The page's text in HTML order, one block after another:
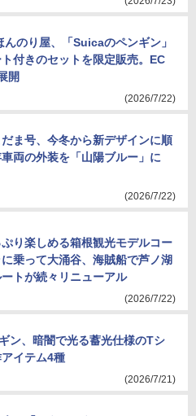
んのり屋、「Suicaのペンギン」
付きのセットを限定販売。EC
開
(2026/7/22)
ま号、今冬から新デザインに順
両の外装を「山陽ブルー」に
(2026/7/22)
り楽しめる箱根観光モデルコー
乗って大涌谷、海賊船で芦ノ湖
トが続々リニューアル
(2026/7/22)
ン、暗闇で光る蓄光仕様のTシ
イテム4種
(2026/7/21)